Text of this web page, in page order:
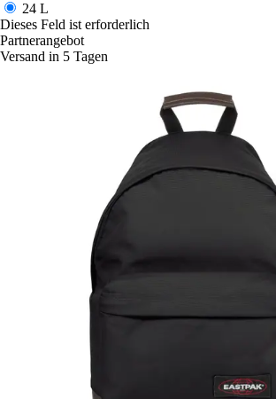
24 L
Dieses Feld ist erforderlich
Partnerangebot
Versand in 5 Tagen